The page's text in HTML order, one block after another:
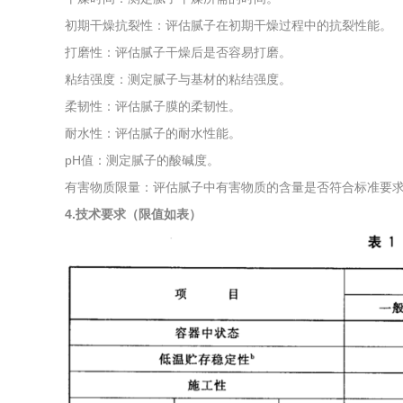
初期干燥抗裂性：评估腻子在初期干燥过程中的抗裂性能。
打磨性：评估腻子干燥后是否容易打磨。
粘结强度：测定腻子与基材的粘结强度。
柔韧性：评估腻子膜的柔韧性。
耐水性：评估腻子的耐水性能。
pH值：测定腻子的酸碱度。
有害物质限量：评估腻子中有害物质的含量是否符合标准要
4.技术要求（限值如表）